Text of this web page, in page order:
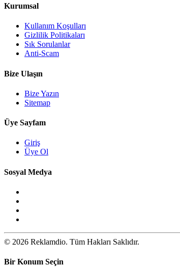
Kurumsal
Kullanım Koşulları
Gizlilik Politikaları
Sık Sorulanlar
Anti-Scam
Bize Ulaşın
Bize Yazın
Sitemap
Üye Sayfam
Giriş
Üye Ol
Sosyal Medya
© 2026 Reklamdio. Tüm Hakları Saklıdır.
Bir Konum Seçin